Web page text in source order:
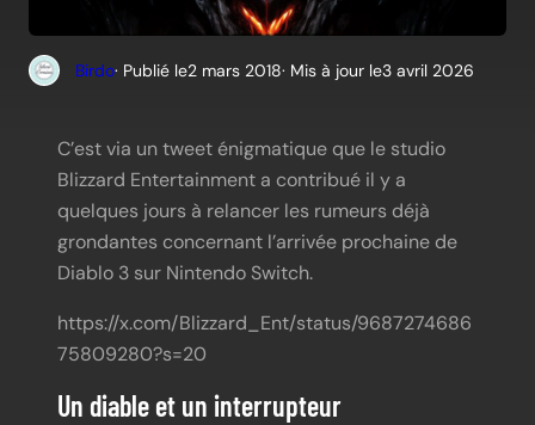
Birdo· Publié le2 mars 2018· Mis à jour le3 avril 2026
C’est via un tweet énigmatique que le studio
Blizzard Entertainment a contribué il y a
quelques jours à relancer les rumeurs déjà
grondantes concernant l’arrivée prochaine de
Diablo 3 sur Nintendo Switch.
https://x.com/Blizzard_Ent/status/9687274686
75809280?s=20
Un diable et un interrupteur